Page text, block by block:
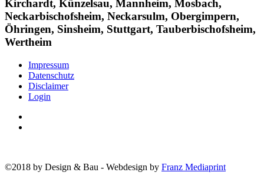
Kirchardt, Künzelsau, Mannheim, Mosbach,
Neckarbischofsheim, Neckarsulm, Obergimpern,
Öhringen, Sinsheim, Stuttgart, Tauberbischofsheim,
Wertheim
Impressum
Datenschutz
Disclaimer
Login
©2018 by Design & Bau - Webdesign by Franz Mediaprint